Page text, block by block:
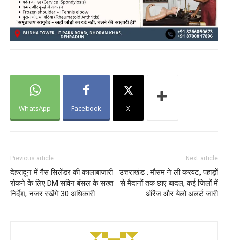
WhatsApp Facebook X
Previous article
देहरादून में गैस सिलेंडर की कालाबाजारी
रोकने के लिए DM सविन बंसल के सख्त
निर्देश, नजर रखेंगे 30 अधिकारी
Next article
उत्तराखंड : मौसम ने ली करवट, पहाड़ों
से मैदानों तक छाए बादल, कई जिलों में
ऑरेंज और येलो अलर्ट जारी